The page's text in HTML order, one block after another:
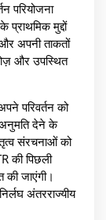
परियोजना
मुद्दों
अपनी ताकतों
और उपस्थित
परिवर्तन को
अनुमति देने के
संरचनाओं को
की पिछली
की जाएंगी।
अंतरराज्यीय